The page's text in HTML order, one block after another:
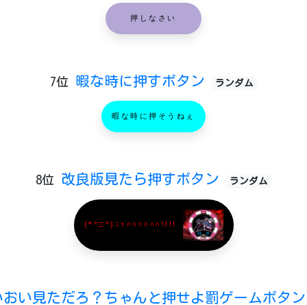
押しなさい
7位 暇な時に押すボタン ランダム
暇な時に押そうねぇ
8位 改良版見たら押すボタン ランダム
(*^□^)ﾆｬﾊﾊﾊﾊﾊﾊ!!!!
おい見ただろ？ちゃんと押せよ罰ゲームボタ